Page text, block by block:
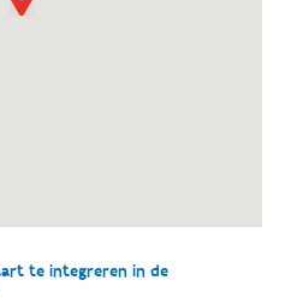
te integreren in de